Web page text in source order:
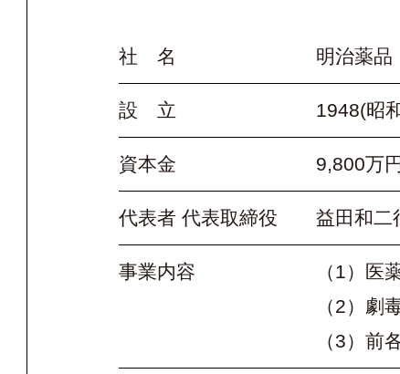
社 名 明治薬
設 立 1948(昭
資本金 9,800万円
代表者 代表取締役 益田和二
事業内容
（1）医
（2）劇
（3）前